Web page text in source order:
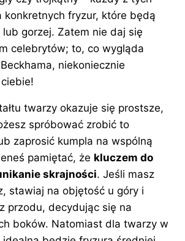
konkretnych fryzur, które będą
gorzej. Zatem nie daj się
celebrytów; to, co wygląda
niekoniecznie
twarzy okazuje się prostsze,
spróbować zrobić to
zaprosić kumpla na wspólną
pamiętać, że kluczem do
skrajności. Jeśli masz
stawiaj na objętość u góry i
przodu, decydując się na
boków. Natomiast dla twarzy w